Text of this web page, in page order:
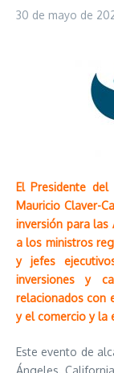
30 de mayo de
El Presidente del
Mauricio Claver-
inversión para las
a los ministros
y jefes
inversiones y
relacionados con
y el comercio y la
Este evento de
Ángeles,